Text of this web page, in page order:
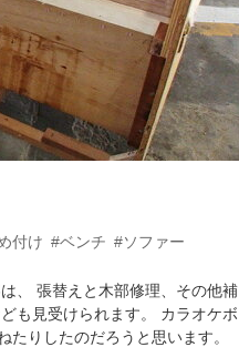
付け #ベンチ #ソファー
、 張替えと木部修理、その他補
も見受けられます。 カラオケボ
りしたのだろうと思います。